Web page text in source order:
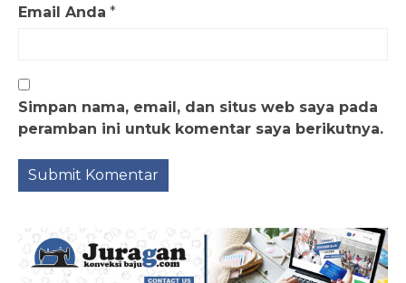
Email Anda *
Simpan nama, email, dan situs web saya pada
peramban ini untuk komentar saya berikutnya.